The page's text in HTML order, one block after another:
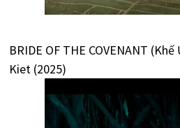
BRIDE OF THE COVENANT
Kiet (2025)